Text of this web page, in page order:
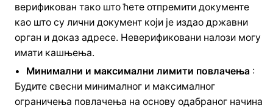
верификован тако што ћете отпремити документе
као што су лични документ који је издао државни
орган и доказ адресе. Неверификовани налози могу
имати кашњења.
Минимални и максимални лимити повлачења :
Будите свесни минималног и максималног
ограничења повлачења на основу одабраног начина